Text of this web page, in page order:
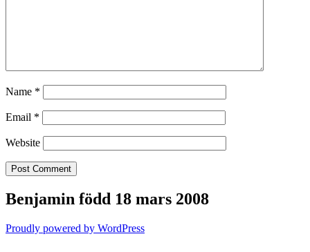
Name *
Email *
Website
Benjamin född 18 mars 2008
Proudly powered by WordPress